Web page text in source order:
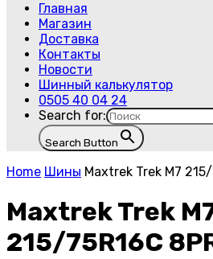
Главная
Магазин
Доставка
Контакты
Новости
Шинный калькулятор
0505 40 04 24
Search for:
Search Button
Home Шины Maxtrek Trek M7 215/
Maxtrek Trek
215/75R16C